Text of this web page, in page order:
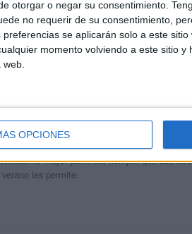
otorgar o negar su consentimiento.
no requerir de su consentimiento,
preferencias se aplicarán solo a este
momento volviendo a este sitio
OPCIONES
un blog, es la apuesta personal de dos
son los encargados de los contenidos
la mayor parte del tiempo, que sus
les permite.